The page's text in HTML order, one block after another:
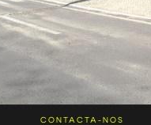
CONTACTA-NOS